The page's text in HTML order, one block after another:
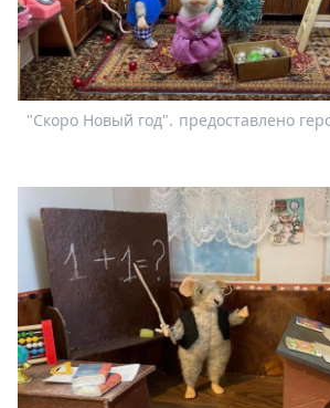
"Скоро Новый год". предоставлено